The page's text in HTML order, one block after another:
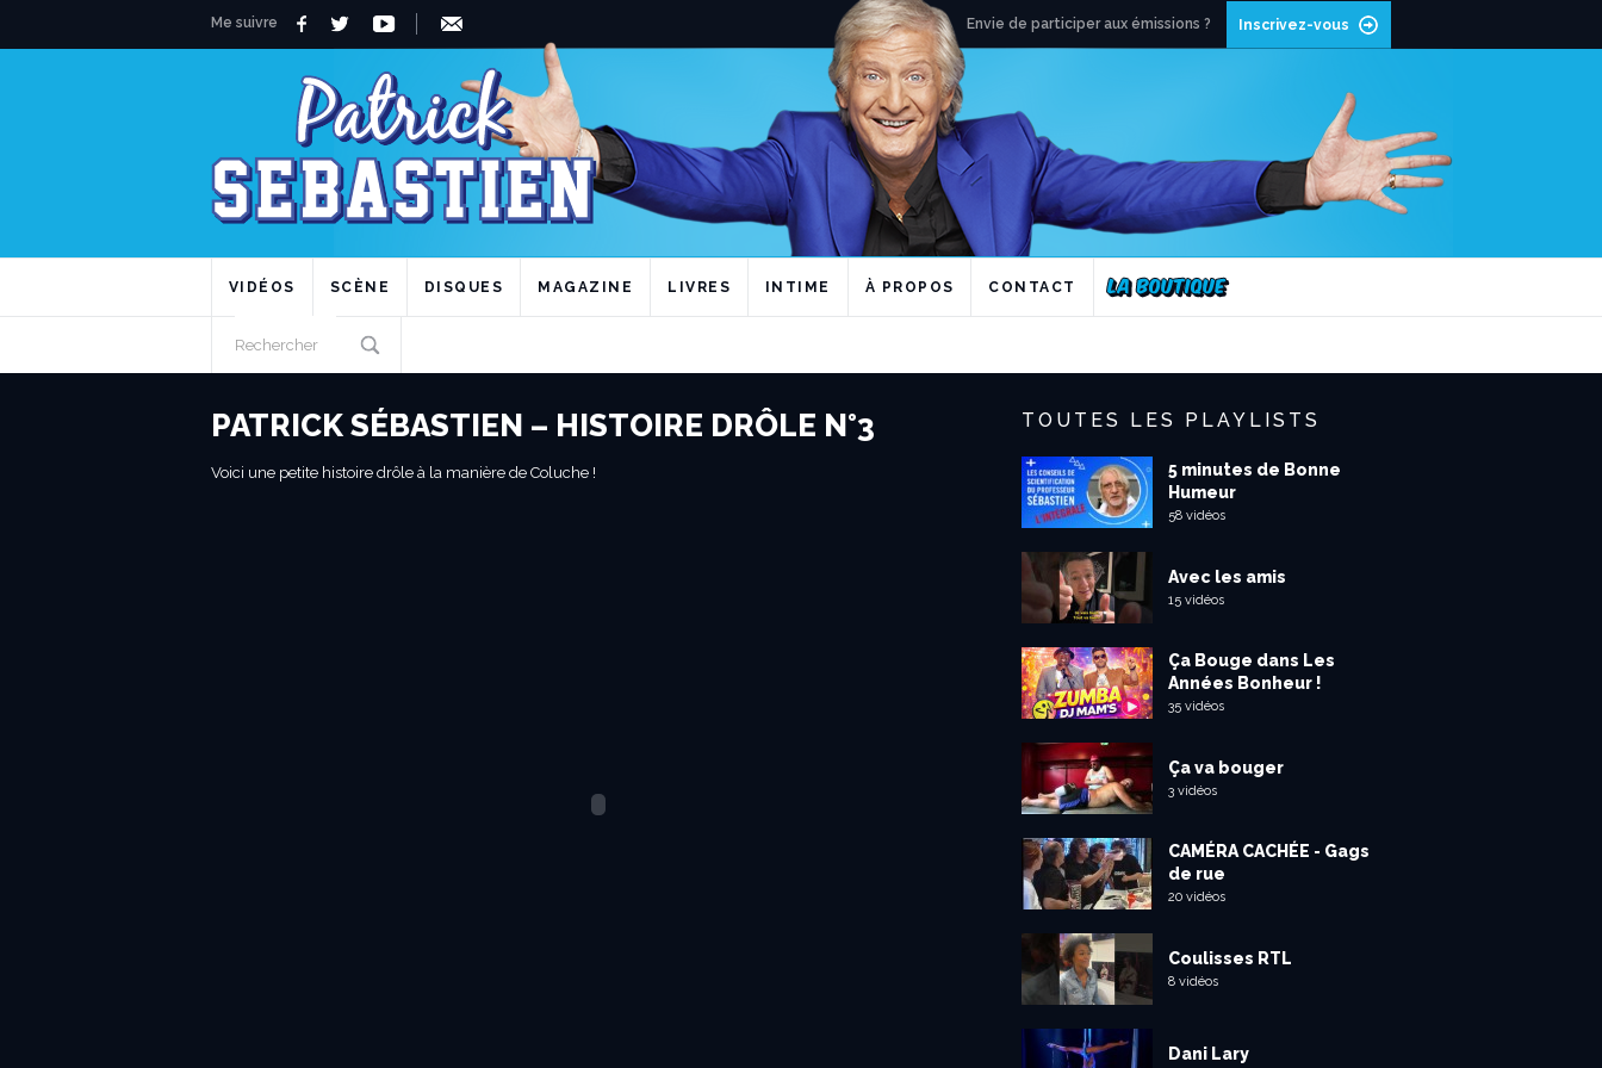
Me suivre Envie de participer aux émissions ? Inscrivez-vous
VIDÉOS SCÈNE DISQUES MAGAZINE LIVRES INTIME À PROPOS CONTACT
PATRICK SÉBASTIEN – HISTOIRE DRÔLE N°3
Voici une petite histoire drôle à la manière de Coluche !
TOUTES LES PLAYLISTS
5 minutes de Bonne
Humeur
58 vidéos
Avec les amis
15 vidéos
Ça Bouge dans Les
Années Bonheur !
35 vidéos
Ça va bouger
3 vidéos
CAMÉRA CACHÉE - Gags
de rue
20 vidéos
Coulisses RTL
8 vidéos
Dani Lary